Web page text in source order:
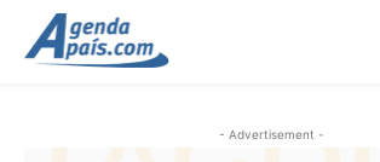
- Advertisement -